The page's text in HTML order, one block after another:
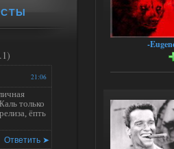
-
21:06
только
ёпть
Ответить ➤